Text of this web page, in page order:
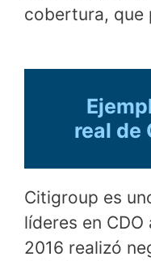
cobertura, que
real de
Citigroup es
líderes en
2016 realizó